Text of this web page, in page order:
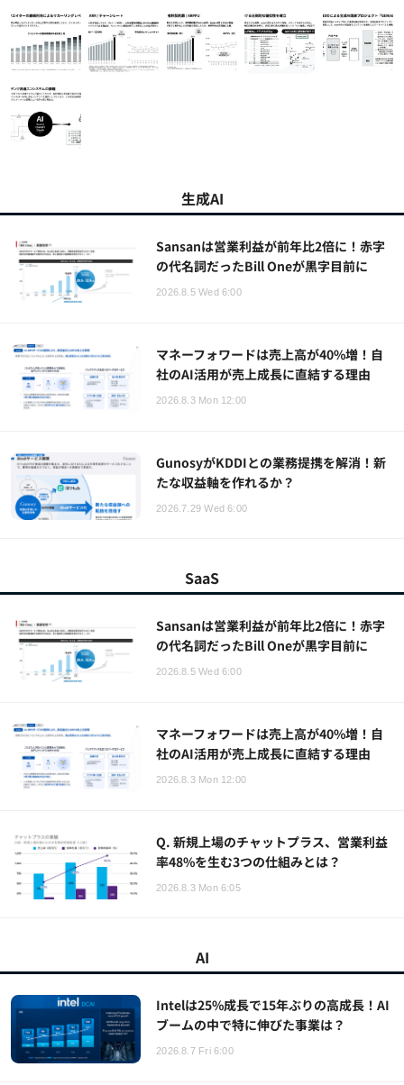
生成AI
Sansanは営業利益が前年比2倍に！赤字
の代名詞だったBill Oneが黒字目前に
2026.8.5 Wed 6:00
マネーフォワードは売上高が40%増！自
社のAI活用が売上成長に直結する理由
2026.8.3 Mon 12:00
GunosyがKDDIとの業務提携を解消！新
たな収益軸を作れるか？
2026.7.29 Wed 6:00
SaaS
Sansanは営業利益が前年比2倍に！赤字
の代名詞だったBill Oneが黒字目前に
2026.8.5 Wed 6:00
マネーフォワードは売上高が40%増！自
社のAI活用が売上成長に直結する理由
2026.8.3 Mon 12:00
Q. 新規上場のチャットプラス、営業利益
率48%を生む3つの仕組みとは？
2026.8.3 Mon 6:05
AI
Intelは25%成長で15年ぶりの高成長！AI
ブームの中で特に伸びた事業は？
2026.8.7 Fri 6:00